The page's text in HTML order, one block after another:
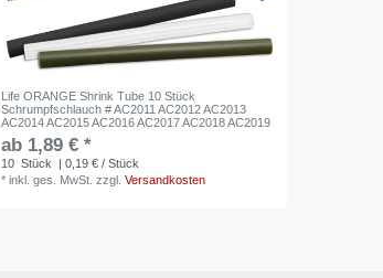
Life ORANGE Shrink Tube 10 Stück
Schrumpfschlauch # AC2011 AC2012 AC2013
AC2014 AC2015 AC2016 AC2017 AC2018 AC2019
ab 1,89 € *
10 Stück
| 0,19 € / Stück
*inkl. ges. MwSt. zzgl.Versandkosten